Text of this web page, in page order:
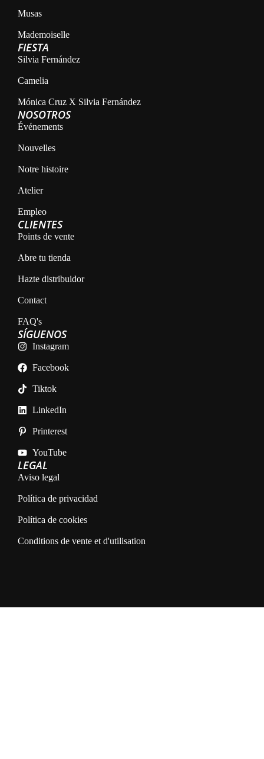
Musas
Mademoiselle
FIESTA
Silvia Fernández
Camelia
Mónica Cruz X Silvia Fernández
NOSOTROS
Événements
Nouvelles
Notre histoire
Atelier
Empleo
CLIENTES
Points de vente
Abre tu tienda
Hazte distribuidor
Contact
FAQ's
LEGAL
Aviso legal
Política de privacidad
Política de cookies
Conditions de vente et d'utilisation
SÍGUENOS
Instagram
Facebook
Tiktok
LinkedIn
Printerest
YouTube